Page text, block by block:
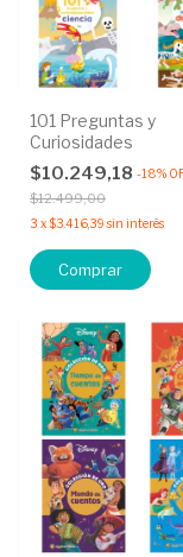
101 Preguntas y
Curiosidades
$10.249,18 -18%
$12.499,00
3 x$3.416,39 sin interés
Comprar